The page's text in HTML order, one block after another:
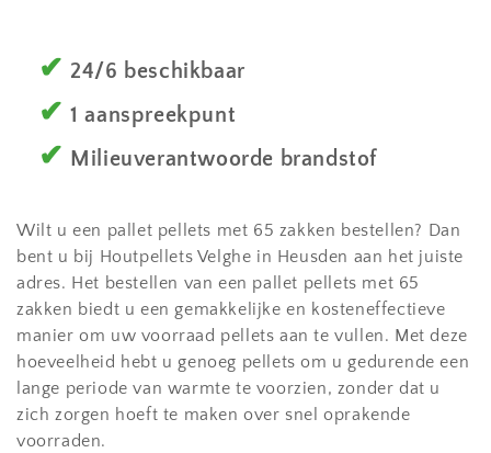
i
e
:
✔ 24/6 beschikbaar
✔ 1 aanspreekpunt
✔ Milieuverantwoorde brandstof
Wilt u een pallet pellets met 65 zakken bestellen? Dan
bent u bij Houtpellets Velghe in Heusden aan het juiste
adres. Het bestellen van een pallet pellets met 65
zakken biedt u een gemakkelijke en kosteneffectieve
manier om uw voorraad pellets aan te vullen. Met deze
hoeveelheid hebt u genoeg pellets om u gedurende een
lange periode van warmte te voorzien, zonder dat u
zich zorgen hoeft te maken over snel oprakende
voorraden.